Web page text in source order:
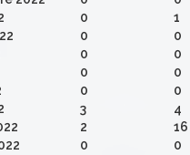
0
1
0
0
0
0
0
0
0
0
3
4
2
16
0
0